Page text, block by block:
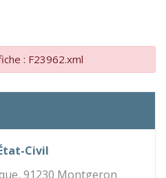
: F23962.xml
Civil
91230 Montgeron